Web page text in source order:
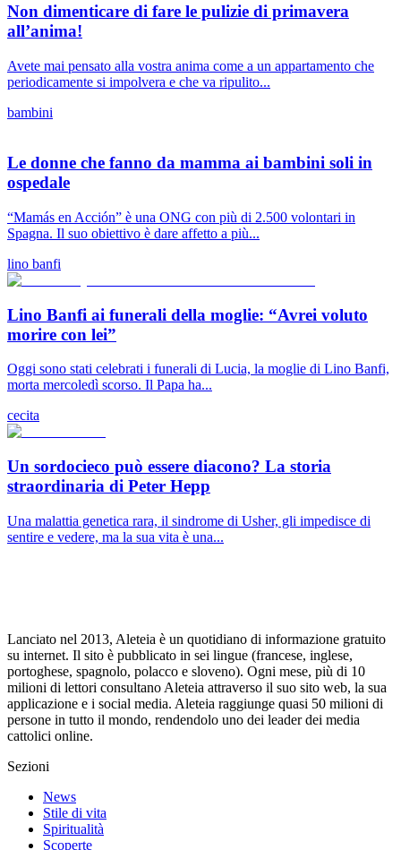
Non dimenticare di fare le pulizie di primavera
all’anima!
Avete mai pensato alla vostra anima come a un appartamento che
periodicamente si impolvera e che va ripulito...
bambini
Le donne che fanno da mamma ai bambini soli in
ospedale
“Mamás en Acción” è una ONG con più di 2.500 volontari in
Spagna. Il suo obiettivo è dare affetto a più...
lino banfi
Lino Banfi ai funerali della moglie: “Avrei voluto
morire con lei”
Oggi sono stati celebrati i funerali di Lucia, la moglie di Lino Banfi,
morta mercoledì scorso. Il Papa ha...
cecita
Un sordocieco può essere diacono? La storia
straordinaria di Peter Hepp
Una malattia genetica rara, il sindrome di Usher, gli impedisce di
sentire e vedere, ma la sua vita è una...
Lanciato nel 2013, Aleteia è un quotidiano di informazione gratuito
su internet. Il sito è pubblicato in sei lingue (francese, inglese,
portoghese, spagnolo, polacco e sloveno). Ogni mese, più di 10
milioni di lettori consultano Aleteia attraverso il suo sito web, la sua
applicazione e i social media. Aleteia raggiunge quasi 50 milioni di
persone in tutto il mondo, rendendolo uno dei leader dei media
cattolici online.
Sezioni
News
Stile di vita
Spiritualità
Scoperte